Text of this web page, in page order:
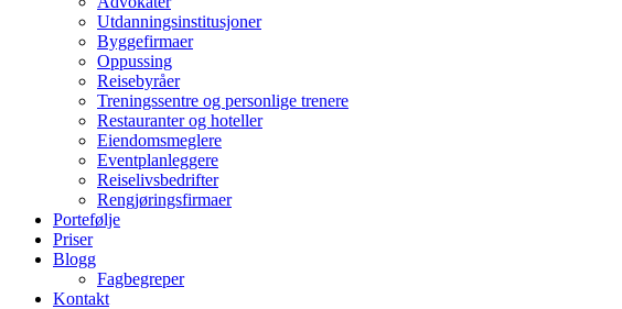
Utdanningsinstitusjoner
Byggefirmaer
Oppussing
Reisebyråer
Treningssentre og personlige trenere
Restauranter og hoteller
Eiendomsmeglere
Eventplanleggere
Reiselivsbedrifter
Rengjøringsfirmaer
Portefølje
Priser
Blogg
Fagbegreper
Kontakt